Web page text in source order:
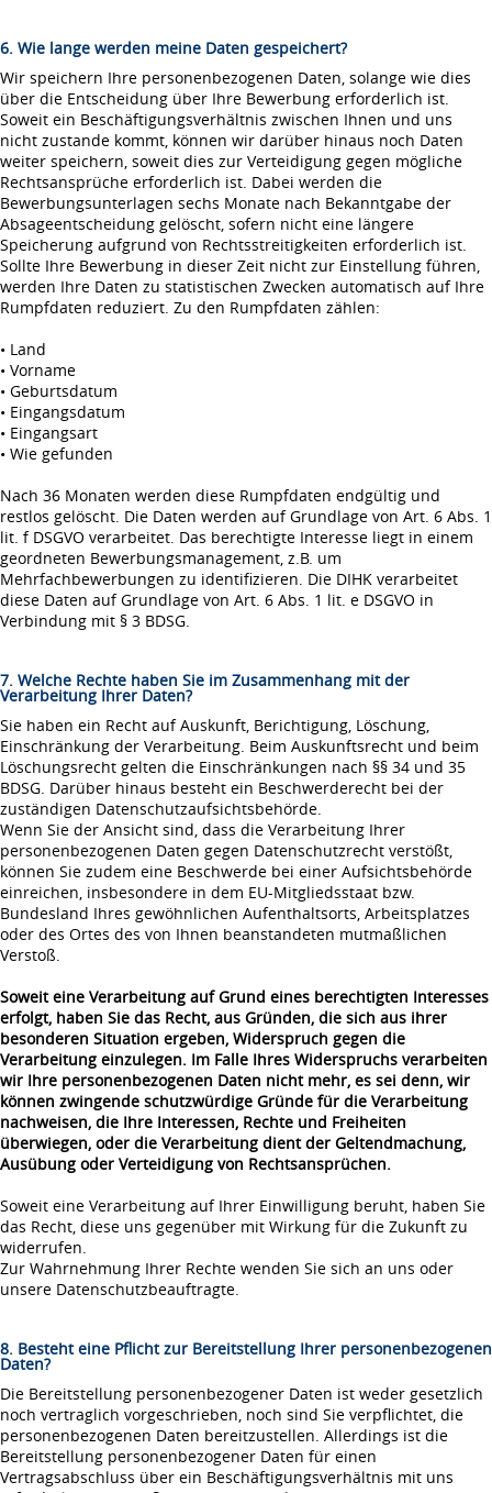
6. Wie lange werden meine Daten gespeichert?
Wir speichern Ihre personenbezogenen Daten, solange wie dies
über die Entscheidung über Ihre Bewerbung erforderlich ist.
Soweit ein Beschäftigungsverhältnis zwischen Ihnen und uns
nicht zustande kommt, können wir darüber hinaus noch Daten
weiter speichern, soweit dies zur Verteidigung gegen mögliche
Rechtsansprüche erforderlich ist. Dabei werden die
Bewerbungsunterlagen sechs Monate nach Bekanntgabe der
Absageentscheidung gelöscht, sofern nicht eine längere
Speicherung aufgrund von Rechtsstreitigkeiten erforderlich ist.
Sollte Ihre Bewerbung in dieser Zeit nicht zur Einstellung führen,
werden Ihre Daten zu statistischen Zwecken automatisch auf Ihre
Rumpfdaten reduziert. Zu den Rumpfdaten zählen:
• Land
• Vorname
• Geburtsdatum
• Eingangsdatum
• Eingangsart
• Wie gefunden
Nach 36 Monaten werden diese Rumpfdaten endgültig und
restlos gelöscht. Die Daten werden auf Grundlage von Art. 6 Abs. 1
lit. f DSGVO verarbeitet. Das berechtigte Interesse liegt in einem
geordneten Bewerbungsmanagement, z.B. um
Mehrfachbewerbungen zu identifizieren. Die DIHK verarbeitet
diese Daten auf Grundlage von Art. 6 Abs. 1 lit. e DSGVO in
Verbindung mit § 3 BDSG.
7. Welche Rechte haben Sie im Zusammenhang mit der
Verarbeitung Ihrer Daten?
Sie haben ein Recht auf Auskunft, Berichtigung, Löschung,
Einschränkung der Verarbeitung. Beim Auskunftsrecht und beim
Löschungsrecht gelten die Einschränkungen nach §§ 34 und 35
BDSG. Darüber hinaus besteht ein Beschwerderecht bei der
zuständigen Datenschutzaufsichtsbehörde.
Wenn Sie der Ansicht sind, dass die Verarbeitung Ihrer
personenbezogenen Daten gegen Datenschutzrecht verstößt,
können Sie zudem eine Beschwerde bei einer Aufsichtsbehörde
einreichen, insbesondere in dem EU-Mitgliedsstaat bzw.
Bundesland Ihres gewöhnlichen Aufenthaltsorts, Arbeitsplatzes
oder des Ortes des von Ihnen beanstandeten mutmaßlichen
Verstoß.
Soweit eine Verarbeitung auf Grund eines berechtigten Interesses
erfolgt, haben Sie das Recht, aus Gründen, die sich aus ihrer
besonderen Situation ergeben, Widerspruch gegen die
Verarbeitung einzulegen. Im Falle Ihres Widerspruchs verarbeiten
wir Ihre personenbezogenen Daten nicht mehr, es sei denn, wir
können zwingende schutzwürdige Gründe für die Verarbeitung
nachweisen, die Ihre Interessen, Rechte und Freiheiten
überwiegen, oder die Verarbeitung dient der Geltendmachung,
Ausübung oder Verteidigung von Rechtsansprüchen.
Soweit eine Verarbeitung auf Ihrer Einwilligung beruht, haben Sie
das Recht, diese uns gegenüber mit Wirkung für die Zukunft zu
widerrufen.
Zur Wahrnehmung Ihrer Rechte wenden Sie sich an uns oder
unsere Datenschutzbeauftragte.
8. Besteht eine Pflicht zur Bereitstellung Ihrer personenbezogenen
Daten?
Die Bereitstellung personenbezogener Daten ist weder gesetzlich
noch vertraglich vorgeschrieben, noch sind Sie verpflichtet, die
personenbezogenen Daten bereitzustellen. Allerdings ist die
Bereitstellung personenbezogener Daten für einen
Vertragsabschluss über ein Beschäftigungsverhältnis mit uns